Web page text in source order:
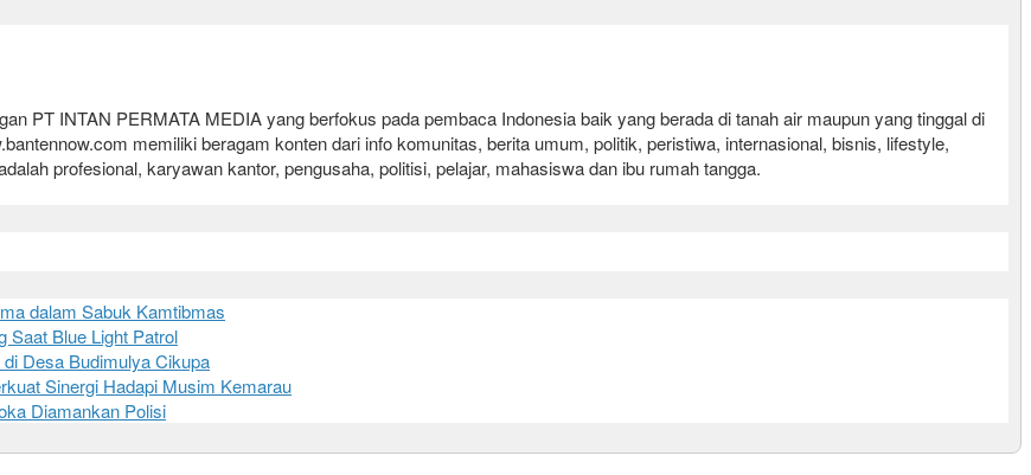
PT INTAN PERMATA MEDIA yang berfokus pada pembaca Indonesia baik yang berada di tanah air maupun yang tinggal di
memiliki beragam konten dari info komunitas, berita umum, politik, peristiwa, internasional, bisnis, lifestyle,
profesional, karyawan kantor, pengusaha, politisi, pelajar, mahasiswa dan ibu rumah tangga.
dalam Sabuk Kamtibmas
Saat Blue Light Patrol
Desa Budimulya Cikupa
Sinergi Hadapi Musim Kemarau
Diamankan Polisi